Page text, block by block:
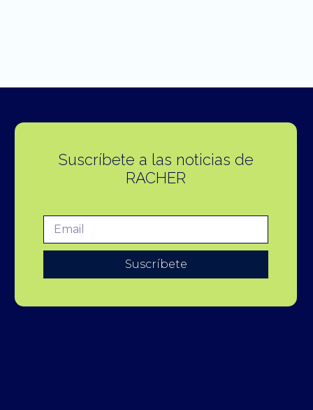
Suscríbete a las noticias de
RACHER
Suscríbete
t